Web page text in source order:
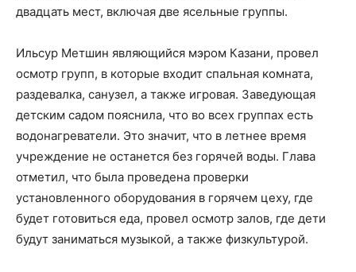
двадцать мест, включая две ясельные группы.
Ильсур Метшин являющийся мэром Казани, провел
осмотр групп, в которые входит спальная комната,
раздевалка, санузел, а также игровая. Заведующая
детским садом пояснила, что во всех группах есть
водонагреватели. Это значит, что в летнее время
учреждение не останется без горячей воды. Глава
отметил, что была проведена проверки
установленного оборудования в горячем цеху, где
будет готовиться еда, провел осмотр залов, где дети
будут заниматься музыкой, а также физкультурой.